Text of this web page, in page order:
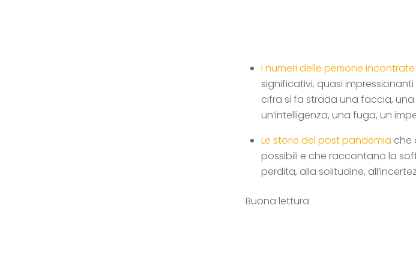
I numeri delle persone incontrate
significativi, quasi
cifra si fa strada una faccia,
un’intelligenza, una fuga, un
Le storie del post pandemia che
possibili e che raccontano la
perdita, alla solitudine,
Buona lettura